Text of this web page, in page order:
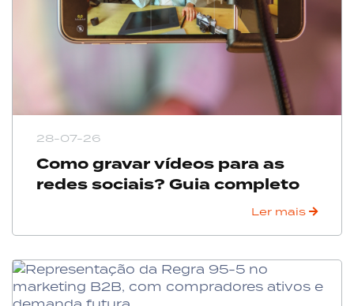
28-07-26
Como gravar vídeos para as
redes sociais? Guia completo
Ler mais